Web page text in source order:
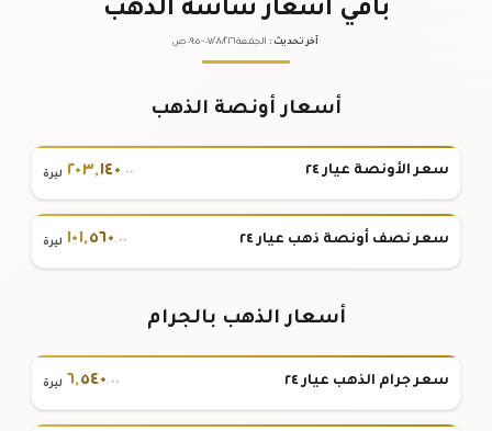
باقي أسعار شاشة الذهب
آخر تحديث : الجمعة ٠٧ /٠٨/٢٠٢٦ - ٠٩:٠٥ ص
أسعار أونصة الذهب
سعر الأونصة عيار ٢٤ ٢٠٣,١٤٠.٠٠ ليرة
سعر نصف أونصة ذهب عيار ٢٤ ١٠١,٥٦٠.٠٠ ليرة
أسعار الذهب بالجرام
سعر جرام الذهب عيار ٢٤ ٦,٥٤٠.٠٠ ليرة